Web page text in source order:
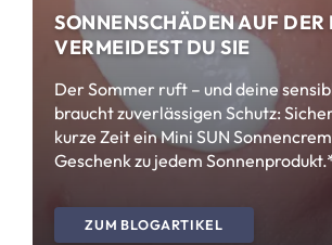
SONNENSCHÄDEN AUF DER
VERMEIDEST DU SIE
Der Sommer ruft – und deine
braucht zuverlässigen Schutz:
kurze Zeit ein Mini SUN
Geschenk zu jedem
ZUM BLOGARTIKEL